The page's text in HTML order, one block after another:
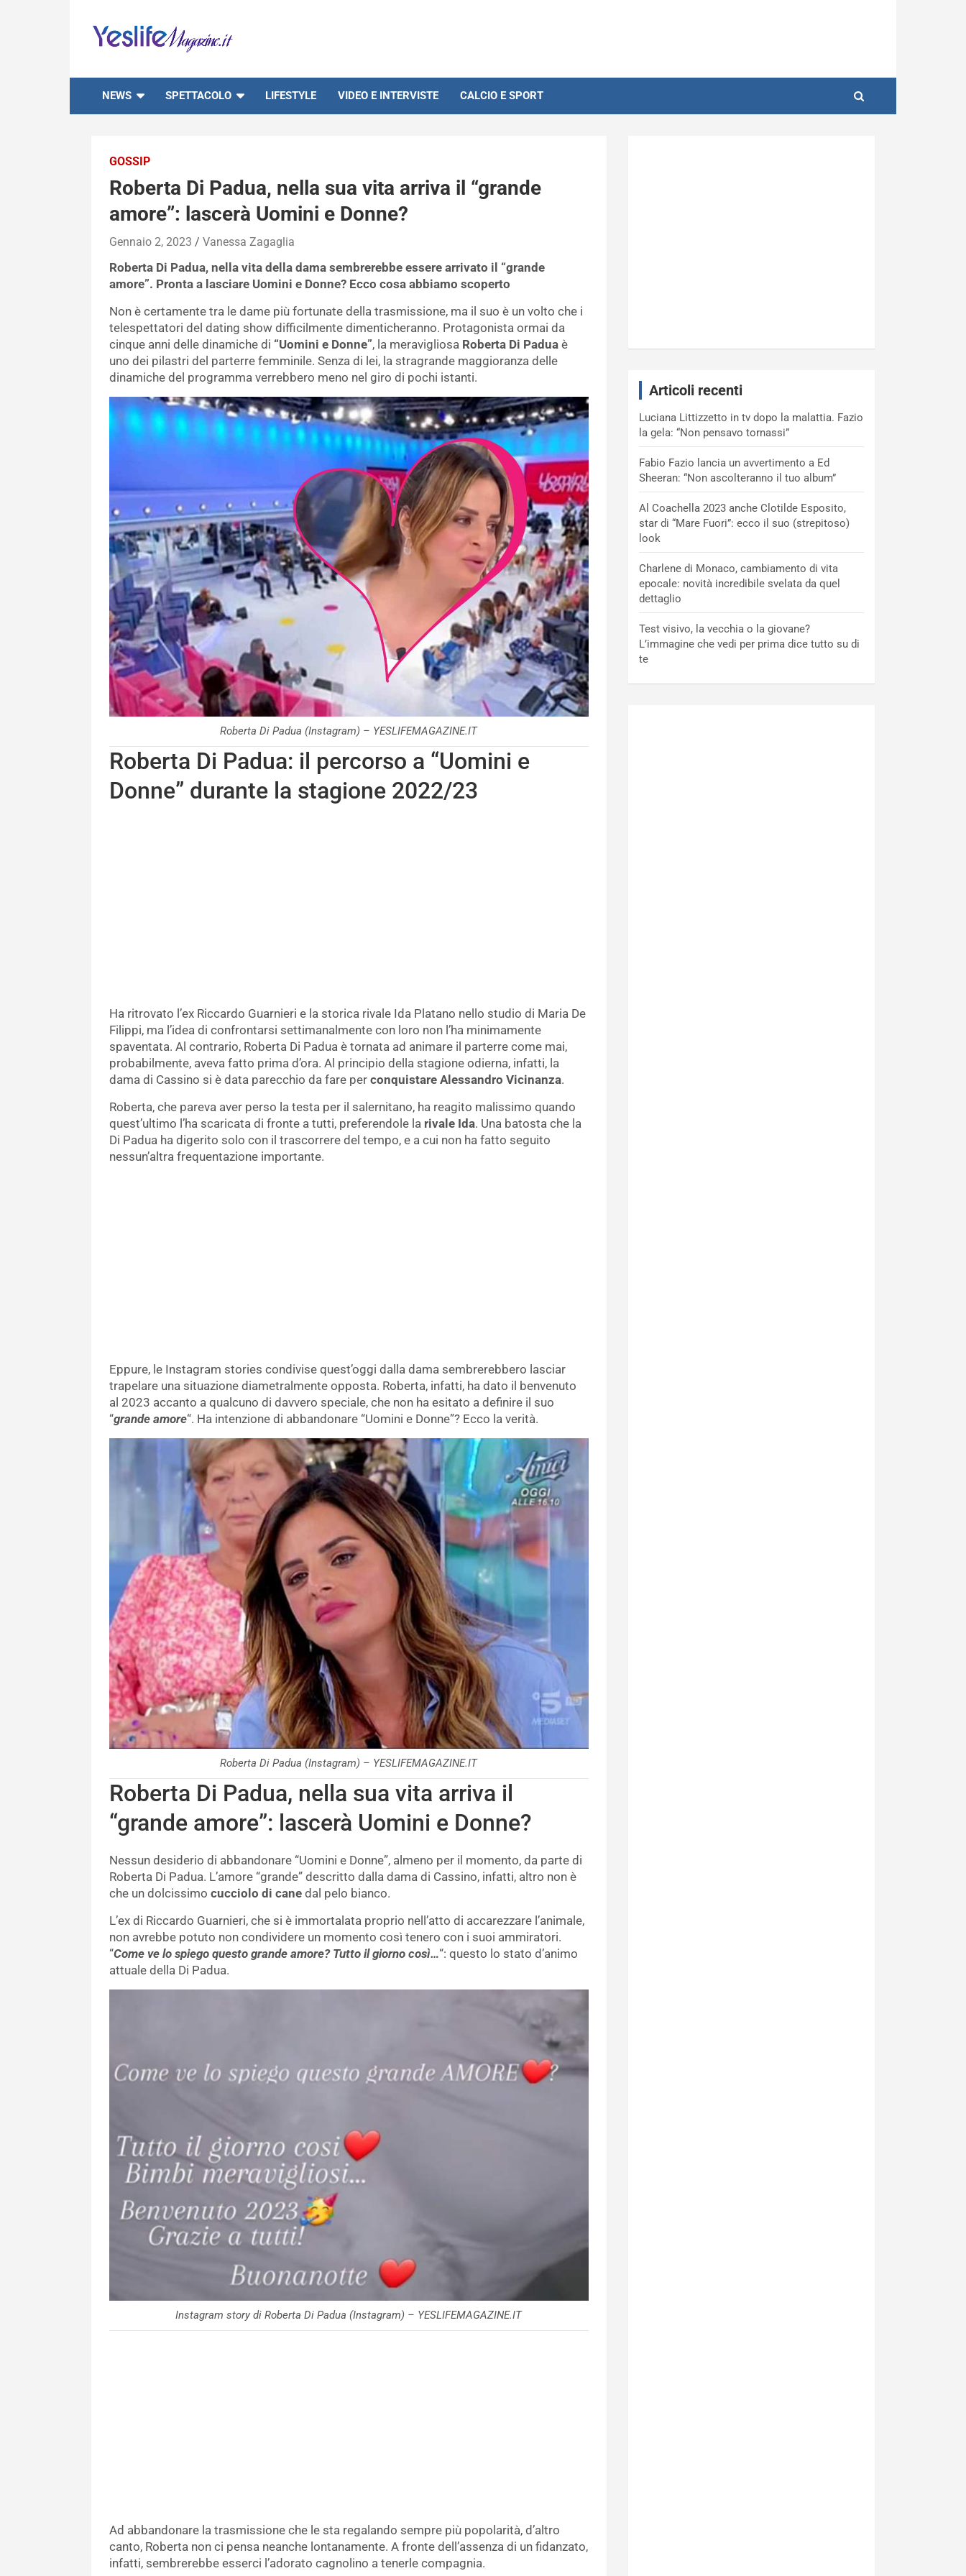
content
NEWS SPETTACOLO LIFESTYLE VIDEO E INTERVISTE CALCIO E SPORT
GOSSIP
Roberta Di Padua, nella sua vita arriva il “grande
amore”: lascerà Uomini e Donne?
Gennaio 2, 2023 Vanessa Zagaglia
Roberta Di Padua, nella vita della dama sembrerebbe essere arrivato il “grande
amore”. Pronta a lasciare Uomini e Donne? Ecco cosa abbiamo scoperto
Non è certamente tra le dame più fortunate della trasmissione, ma il suo è un volto che i
telespettatori del dating show difficilmente dimenticheranno. Protagonista ormai da
cinque anni delle dinamiche di “Uomini e Donne”, la meravigliosa Roberta Di Padua è
uno dei pilastri del parterre femminile. Senza di lei, la stragrande maggioranza delle
dinamiche del programma verrebbero meno nel giro di pochi istanti.
Roberta Di Padua (Instagram) – YESLIFEMAGAZINE.IT
Roberta Di Padua: il percorso a “Uomini e
Donne” durante la stagione 2022/23
Ha ritrovato l’ex Riccardo Guarnieri e la storica rivale Ida Platano nello studio di Maria De
Filippi, ma l’idea di confrontarsi settimanalmente con loro non l’ha minimamente
spaventata. Al contrario, Roberta Di Padua è tornata ad animare il parterre come mai,
probabilmente, aveva fatto prima d’ora. Al principio della stagione odierna, infatti, la
dama di Cassino si è data parecchio da fare per conquistare Alessandro Vicinanza.
Roberta, che pareva aver perso la testa per il salernitano, ha reagito malissimo quando
quest’ultimo l’ha scaricata di fronte a tutti, preferendole la rivale Ida. Una batosta che la
Di Padua ha digerito solo con il trascorrere del tempo, e a cui non ha fatto seguito
nessun’altra frequentazione importante.
Eppure, le Instagram stories condivise quest’oggi dalla dama sembrerebbero lasciar
trapelare una situazione diametralmente opposta. Roberta, infatti, ha dato il benvenuto
al 2023 accanto a qualcuno di davvero speciale, che non ha esitato a definire il suo
“grande amore“. Ha intenzione di abbandonare “Uomini e Donne”? Ecco la verità.
Roberta Di Padua (Instagram) – YESLIFEMAGAZINE.IT
Roberta Di Padua, nella sua vita arriva il
“grande amore”: lascerà Uomini e Donne?
Nessun desiderio di abbandonare “Uomini e Donne”, almeno per il momento, da parte di
Roberta Di Padua. L’amore “grande” descritto dalla dama di Cassino, infatti, altro non è
che un dolcissimo cucciolo di cane dal pelo bianco.
L’ex di Riccardo Guarnieri, che si è immortalata proprio nell’atto di accarezzare l’animale,
non avrebbe potuto non condividere un momento così tenero con i suoi ammiratori.
“Come ve lo spiego questo grande amore? Tutto il giorno così…“: questo lo stato d’animo
attuale della Di Padua.
Instagram story di Roberta Di Padua (Instagram) – YESLIFEMAGAZINE.IT
Ad abbandonare la trasmissione che le sta regalando sempre più popolarità, d’altro
canto, Roberta non ci pensa neanche lontanamente. A fronte dell’assenza di un fidanzato,
infatti, sembrerebbe esserci l’adorato cagnolino a tenerle compagnia.
Articoli recenti
Luciana Littizzetto in tv dopo la malattia. Fazio
la gela: “Non pensavo tornassi”
Fabio Fazio lancia un avvertimento a Ed
Sheeran: “Non ascolteranno il tuo album”
Al Coachella 2023 anche Clotilde Esposito,
star di “Mare Fuori”: ecco il suo (strepitoso)
look
Charlene di Monaco, cambiamento di vita
epocale: novità incredibile svelata da quel
dettaglio
Test visivo, la vecchia o la giovane?
L’immagine che vedi per prima dice tutto su di
te